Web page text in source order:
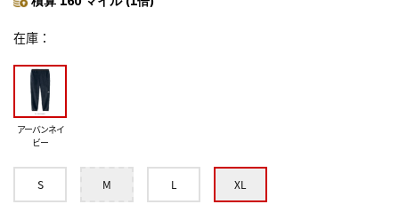
在庫
アーバンネイ
ビー
S M L XL